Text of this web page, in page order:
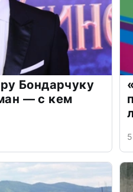
Бондарчуку
— с кем